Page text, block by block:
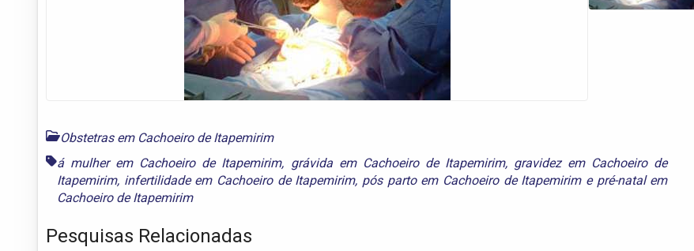
Obstetras em Cachoeiro de Itapemirim
á mulher em Cachoeiro de Itapemirim, grávida em Cachoeiro de Itapemirim, gravidez em Cachoeiro de
Itapemirim, infertilidade em Cachoeiro de Itapemirim, pós parto em Cachoeiro de Itapemirime pré-natal em
Cachoeiro de Itapemirim
Pesquisas Relacionadas